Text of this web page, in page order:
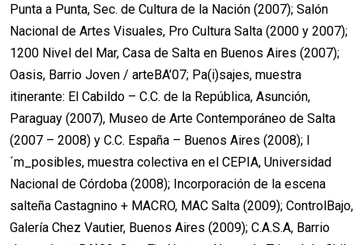
Punta a Punta, Sec. de Cultura de la Nación (2007); Salón
Nacional de Artes Visuales, Pro Cultura Salta (2000 y 2007);
1200 Nivel del Mar, Casa de Salta en Buenos Aires (2007);
Oasis, Barrio Joven / arteBA’07; Pa(i)sajes, muestra
itinerante: El Cabildo – C.C. de la República, Asunción,
Paraguay (2007), Museo de Arte Contemporáneo de Salta
(2007 – 2008) y C.C. España – Buenos Aires (2008); I
´m_posibles, muestra colectiva en el CEPIA, Universidad
Nacional de Córdoba (2008); Incorporación de la escena
salteña Castagnino + MACRO, MAC Salta (2009); ControlBajo,
Galería Chez Vautier, Buenos Aires (2009); C.A.S.A, Barrio